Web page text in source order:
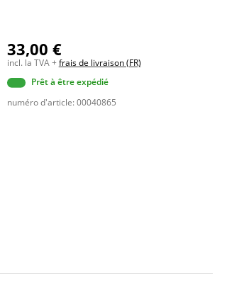
33,00 €
incl. la TVA +frais de livraison (FR)
Prêt à être expédié
numéro d'article: 00040865